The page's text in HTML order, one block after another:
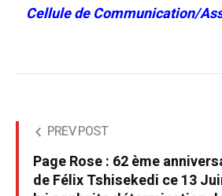
Cellule de Communication/
PREV POST
Page Rose : 62 ème
de Félix Tshisekedi ce 13